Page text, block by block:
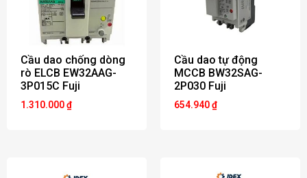
Cầu dao chống dòng
rò ELCB EW32AAG-
3P015C Fuji
1.310.000₫
Cầu dao tự động
MCCB BW32SAG-
2P030 Fuji
654.940₫